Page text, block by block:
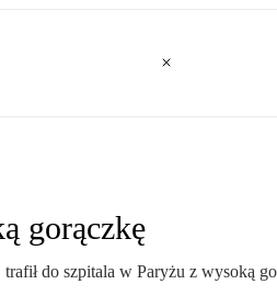
gorączkę
do szpitala w Paryżu z wysoką